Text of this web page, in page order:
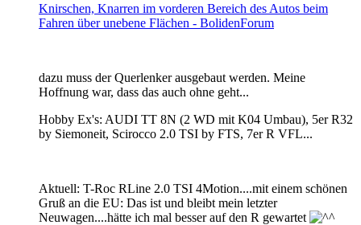
Knirschen, Knarren im vorderen Bereich des Autos beim
Fahren über unebene Flächen - BolidenForum
dazu muss der Querlenker ausgebaut werden. Meine
Hoffnung war, dass das auch ohne geht...
Hobby Ex's: AUDI TT 8N (2 WD mit K04 Umbau), 5er R32
by Siemoneit, Scirocco 2.0 TSI by FTS, 7er R VFL...
Aktuell: T-Roc RLine 2.0 TSI 4Motion....mit einem schönen
Gruß an die EU: Das ist und bleibt mein letzter
Neuwagen....hätte ich mal besser auf den R gewartet